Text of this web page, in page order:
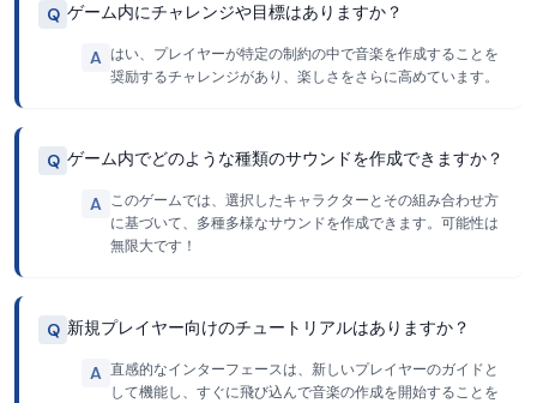
Q ゲーム内にチャレンジや目標はありますか？
A はい、プレイヤーが特定の制約の中で音楽を作成することを
奨励するチャレンジがあり、楽しさをさらに高めています。
Q ゲーム内でどのような種類のサウンドを作成できますか？
A このゲームでは、選択したキャラクターとその組み合わせ方
に基づいて、多種多様なサウンドを作成できます。可能性は
無限大です！
Q 新規プレイヤー向けのチュートリアルはありますか？
A 直感的なインターフェースは、新しいプレイヤーのガイドと
して機能し、すぐに飛び込んで音楽の作成を開始することを